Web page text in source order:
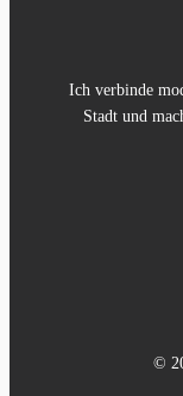
Ich verbinde
Stadt und
©